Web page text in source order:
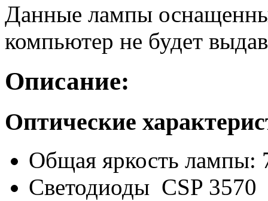
Данные лампы
компьютер не будет
Описание:
Оптические
Общая яркость лампы:
Светодиоды CSP 3570